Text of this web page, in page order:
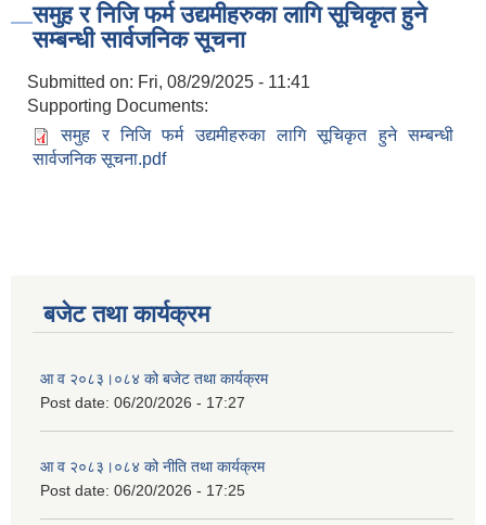
समुह र निजि फर्म उद्यमीहरुका लागि सूचिकृत हुने
सम्बन्धी सार्वजनिक सूचना
Submitted on: Fri, 08/29/2025 - 11:41
Supporting Documents:
समुह र निजि फर्म उद्यमीहरुका लागि सूचिकृत हुने सम्बन्धी
सार्वजनिक सूचना.pdf
बजेट तथा कार्यक्रम
आ व २०८३।०८४ को बजेट तथा कार्यक्रम
Post date: 06/20/2026 - 17:27
आ व २०८३।०८४ को नीति तथा कार्यक्रम
Post date: 06/20/2026 - 17:25